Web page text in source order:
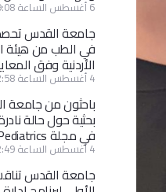
6 أغسطس الساعة 9:08 pm
جامعة القدس تحصد
في الطب من هيئة
الأردنية وفق
4 أغسطس الساعة 2:58 pm
باحثون من جامعة
بحثية حول حالة
في مجلة Frontiers in Pediatrics
4 أغسطس الساعة 2:49 pm
جامعة القدس